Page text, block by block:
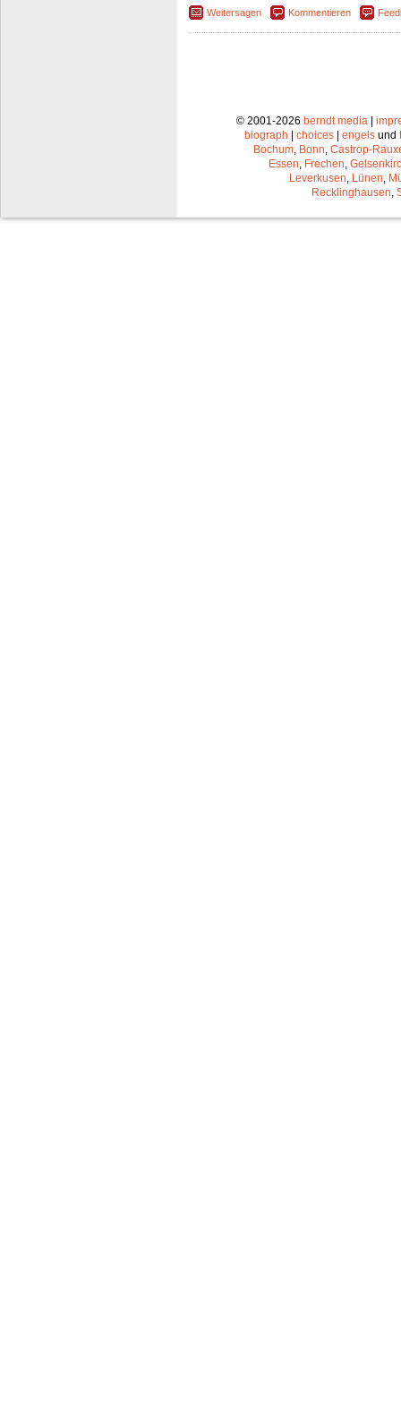
Weitersagen Kommentieren
© 2001-2026 berndt media |
biograph | choices | engels und
Bochum Bonn Castrop-
Essen Frechen
Leverkusen Lünen
Recklinghausen